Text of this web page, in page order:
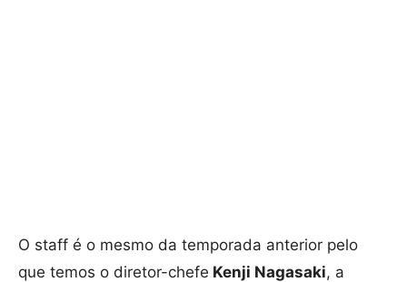
O staff é o mesmo da temporada anterior pelo
que temos o diretor-chefe Kenji Nagasaki, a